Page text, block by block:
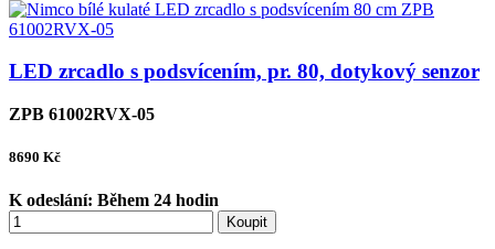
LED zrcadlo s podsvícením, pr. 80, dotykový senzor
ZPB 61002RVX-05
8690 Kč
K odeslání: Během 24 hodin
Koupit